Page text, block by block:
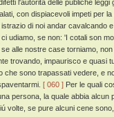
l'autorità delle publiche
con dispiacevoli impeti per
di noi andar
udiamo, se non: 'I cotali son
se alle nostre case torniamo,
trovando, impaurisco e quasi
che sono trapassati vedere, e
[ 060 ] Per le quali
persona, la quale abbia
volte, se pure alcuni cene